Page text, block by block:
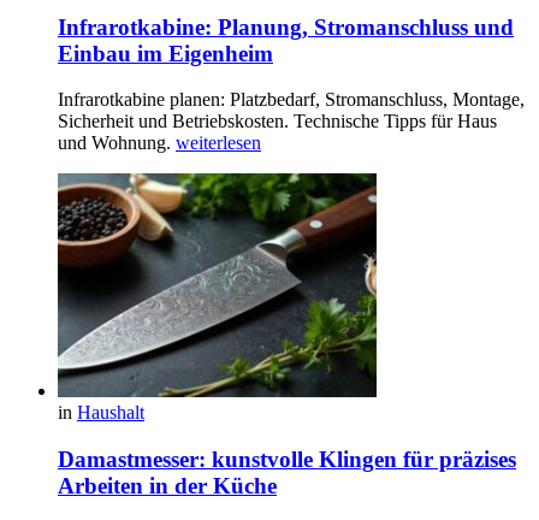
Infrarotkabine: Planung, Stromanschluss und
Einbau im Eigenheim
Infrarotkabine planen: Platzbedarf, Stromanschluss, Montage,
Sicherheit und Betriebskosten. Technische Tipps für Haus
und Wohnung. weiterlesen
in Haushalt
Damastmesser: kunstvolle Klingen für präzises
Arbeiten in der Küche